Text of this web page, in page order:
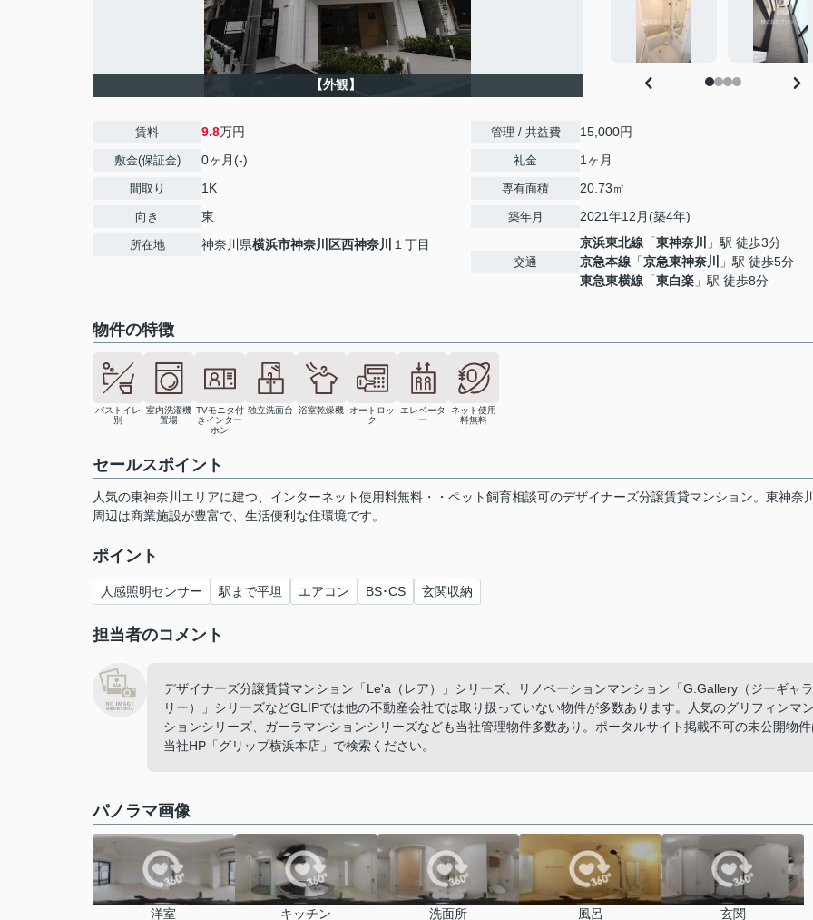
【外観】
賃料 9.8万円
敷金(保証金) 0ヶ月(-)
間取り 1K
向き 東
所在地 神奈川県横浜市神奈川区西神奈川 １丁目
管理 / 共益費 15,000円
礼金 1ヶ月
専有面積 20.73㎡
築年月 2021年12月(築4年)
交通
京浜東北線 「東神奈川
」駅 徒歩3分
京急本線 「京急東神奈川
」駅 徒歩5分
東急東横線 「東白楽 」駅 徒歩8分
物件の特徴
バストイレ
別
室内洗濯機
置場
TVモニタ付
きインター
ホン
独立洗面台 浴室乾燥機
オートロッ
ク
エレベータ
ー
ネット使用
料無料
セールスポイント
人気の東神奈川エリアに建つ、インターネット使用料無料・・ペット飼育相談可のデザイナーズ分譲賃貸マンション。東神奈
周辺は商業施設が豊富で、生活便利な住環境です。
ポイント
人感照明センサー 駅まで平坦 エアコン BS･CS 玄関収納
担当者のコメント
デザイナーズ分譲賃貸マンション「Le'a（レア）」シリーズ、リノベーションマンション「G.Gallery（ジーギャラ
リー）」シリーズなどGLIPでは他の不動産会社では取り扱っていない物件が多数あります。人気のグリフィンマ
ションシリーズ、ガーラマンションシリーズなども当社管理物件多数あり。ポータルサイト掲載不可の未公開物
当社HP「グリップ横浜本店」で検索ください。
パノラマ画像
洋室 キッチン 洗面所 風呂 玄関